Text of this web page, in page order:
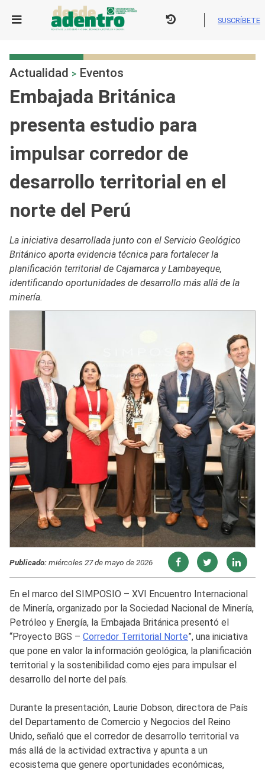
SUSCRÍBETE
Actualidad > Eventos
Embajada Británica
presenta estudio para
impulsar corredor de
desarrollo territorial en el
norte del Perú
La iniciativa desarrollada junto con el Servicio Geológico
Británico aporta evidencia técnica para fortalecer la
planificación territorial de Cajamarca y Lambayeque,
identificando oportunidades de desarrollo más allá de la
minería.
Publicado:miércoles 27 de mayo de 2026
En el marco del SIMPOSIO – XVI Encuentro Internacional
de Minería, organizado por la Sociedad Nacional de Minería,
Petróleo y Energía, la Embajada Británica presentó el
“Proyecto BGS – Corredor Territorial Norte”, una iniciativa
que pone en valor la información geológica, la planificación
territorial y la sostenibilidad como ejes para impulsar el
desarrollo del norte del país.
Durante la presentación, Laurie Dobson, directora de País
del Departamento de Comercio y Negocios del Reino
Unido, señaló que el corredor de desarrollo territorial va
más allá de la actividad extractiva y apunta a un
ecosistema que genere oportunidades económicas,